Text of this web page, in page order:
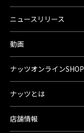
ニュースリリース
動画
ナッツオンラインSHOP
ナッツとは
店舗情報